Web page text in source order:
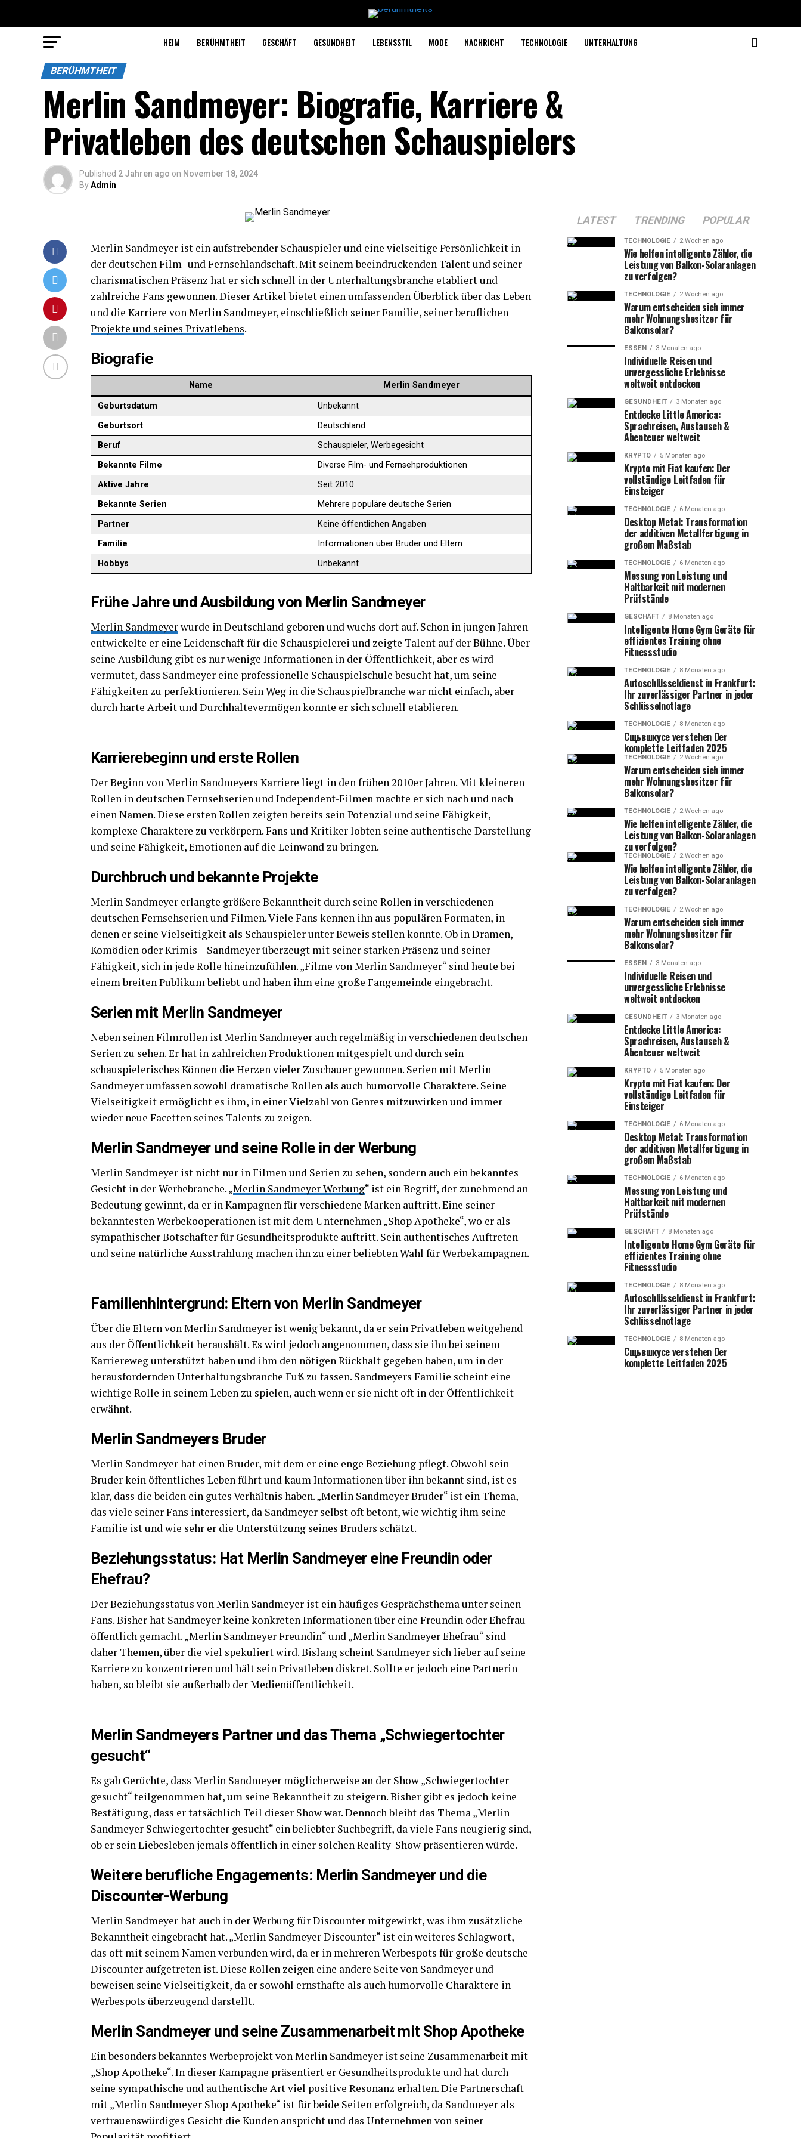
HEIM BERÜHMTHEIT GESCHÄFT GESUNDHEIT LEBENSSTIL MODE NACHRICHT TECHNOLOGIE UNTERHALTUNG
BERÜHMTHEIT
Merlin Sandmeyer: Biografie, Karriere &
Privatleben des deutschen Schauspielers
Published 2 Jahren ago on November 18, 2024
ByAdmin
Merlin Sandmeyer ist ein aufstrebender Schauspieler und eine vielseitige Persönlichkeit in
der deutschen Film- und Fernsehlandschaft. Mit seinem beeindruckenden Talent und seiner
charismatischen Präsenz hat er sich schnell in der Unterhaltungsbranche etabliert und
zahlreiche Fans gewonnen. Dieser Artikel bietet einen umfassenden Überblick über das Leben
und die Karriere von Merlin Sandmeyer, einschließlich seiner Familie, seiner beruflichen
Projekte und seines Privatlebens.
Biografie
Name Merlin Sandmeyer
Geburtsdatum
Unbekannt
Geburtsort
Deutschland
Beruf
Schauspieler, Werbegesicht
Bekannte Filme
Diverse Film- und Fernsehproduktionen
Aktive Jahre
Seit 2010
Bekannte Serien
Mehrere populäre deutsche Serien
Partner
Keine öffentlichen Angaben
Familie
Informationen über Bruder und Eltern
Hobbys
Unbekannt
Frühe Jahre und Ausbildung von Merlin Sandmeyer
Merlin Sandmeyerwurde in Deutschland geboren und wuchs dort auf. Schon in jungen Jahren
entwickelte er eine Leidenschaft für die Schauspielerei und zeigte Talent auf der Bühne. Über
seine Ausbildung gibt es nur wenige Informationen in der Öffentlichkeit, aber es wird
vermutet, dass Sandmeyer eine professionelle Schauspielschule besucht hat, um seine
Fähigkeiten zu perfektionieren. Sein Weg in die Schauspielbranche war nicht einfach, aber
durch harte Arbeit und Durchhaltevermögen konnte er sich schnell etablieren.
Karrierebeginn und erste Rollen
Der Beginn von Merlin Sandmeyers Karriere liegt in den frühen 2010er Jahren. Mit kleineren
Rollen in deutschen Fernsehserien und Independent-Filmen machte er sich nach und nach
einen Namen. Diese ersten Rollen zeigten bereits sein Potenzial und seine Fähigkeit,
komplexe Charaktere zu verkörpern. Fans und Kritiker lobten seine authentische Darstellung
und seine Fähigkeit, Emotionen auf die Leinwand zu bringen.
Durchbruch und bekannte Projekte
Merlin Sandmeyer erlangte größere Bekanntheit durch seine Rollen in verschiedenen
deutschen Fernsehserien und Filmen. Viele Fans kennen ihn aus populären Formaten, in
denen er seine Vielseitigkeit als Schauspieler unter Beweis stellen konnte. Ob in Dramen,
Komödien oder Krimis – Sandmeyer überzeugt mit seiner starken Präsenz und seiner
Fähigkeit, sich in jede Rolle hineinzufühlen. „Filme von Merlin Sandmeyer“ sind heute bei
einem breiten Publikum beliebt und haben ihm eine große Fangemeinde eingebracht.
Serien mit Merlin Sandmeyer
Neben seinen Filmrollen ist Merlin Sandmeyer auch regelmäßig in verschiedenen deutschen
Serien zu sehen. Er hat in zahlreichen Produktionen mitgespielt und durch sein
schauspielerisches Können die Herzen vieler Zuschauer gewonnen. Serien mit Merlin
Sandmeyer umfassen sowohl dramatische Rollen als auch humorvolle Charaktere. Seine
Vielseitigkeit ermöglicht es ihm, in einer Vielzahl von Genres mitzuwirken und immer
wieder neue Facetten seines Talents zu zeigen.
Merlin Sandmeyer und seine Rolle in der Werbung
Merlin Sandmeyer ist nicht nur in Filmen und Serien zu sehen, sondern auch ein bekanntes
Gesicht in der Werbebranche. „Merlin Sandmeyer Werbung“ ist ein Begriff, der zunehmend an
Bedeutung gewinnt, da er in Kampagnen für verschiedene Marken auftritt. Eine seiner
bekanntesten Werbekooperationen ist mit dem Unternehmen „Shop Apotheke“, wo er als
sympathischer Botschafter für Gesundheitsprodukte auftritt. Sein authentisches Auftreten
und seine natürliche Ausstrahlung machen ihn zu einer beliebten Wahl für Werbekampagnen.
Familienhintergrund: Eltern von Merlin Sandmeyer
Über die Eltern von Merlin Sandmeyer ist wenig bekannt, da er sein Privatleben weitgehend
aus der Öffentlichkeit heraushält. Es wird jedoch angenommen, dass sie ihn bei seinem
Karriereweg unterstützt haben und ihm den nötigen Rückhalt gegeben haben, um in der
herausfordernden Unterhaltungsbranche Fuß zu fassen. Sandmeyers Familie scheint eine
wichtige Rolle in seinem Leben zu spielen, auch wenn er sie nicht oft in der Öffentlichkeit
erwähnt.
Merlin Sandmeyers Bruder
Merlin Sandmeyer hat einen Bruder, mit dem er eine enge Beziehung pflegt. Obwohl sein
Bruder kein öffentliches Leben führt und kaum Informationen über ihn bekannt sind, ist es
klar, dass die beiden ein gutes Verhältnis haben. „Merlin Sandmeyer Bruder“ ist ein Thema,
das viele seiner Fans interessiert, da Sandmeyer selbst oft betont, wie wichtig ihm seine
Familie ist und wie sehr er die Unterstützung seines Bruders schätzt.
Beziehungsstatus: Hat Merlin Sandmeyer eine Freundin oder
Ehefrau?
Der Beziehungsstatus von Merlin Sandmeyer ist ein häufiges Gesprächsthema unter seinen
Fans. Bisher hat Sandmeyer keine konkreten Informationen über eine Freundin oder Ehefrau
öffentlich gemacht. „Merlin Sandmeyer Freundin“ und „Merlin Sandmeyer Ehefrau“ sind
daher Themen, über die viel spekuliert wird. Bislang scheint Sandmeyer sich lieber auf seine
Karriere zu konzentrieren und hält sein Privatleben diskret. Sollte er jedoch eine Partnerin
haben, so bleibt sie außerhalb der Medienöffentlichkeit.
Merlin Sandmeyers Partner und das Thema „Schwiegertochter
gesucht“
Es gab Gerüchte, dass Merlin Sandmeyer möglicherweise an der Show „Schwiegertochter
gesucht“ teilgenommen hat, um seine Bekanntheit zu steigern. Bisher gibt es jedoch keine
Bestätigung, dass er tatsächlich Teil dieser Show war. Dennoch bleibt das Thema „Merlin
Sandmeyer Schwiegertochter gesucht“ ein beliebter Suchbegriff, da viele Fans neugierig sind,
ob er sein Liebesleben jemals öffentlich in einer solchen Reality-Show präsentieren würde.
Weitere berufliche Engagements: Merlin Sandmeyer und die
Discounter-Werbung
Merlin Sandmeyer hat auch in der Werbung für Discounter mitgewirkt, was ihm zusätzliche
Bekanntheit eingebracht hat. „Merlin Sandmeyer Discounter“ ist ein weiteres Schlagwort,
das oft mit seinem Namen verbunden wird, da er in mehreren Werbespots für große deutsche
Discounter aufgetreten ist. Diese Rollen zeigen eine andere Seite von Sandmeyer und
beweisen seine Vielseitigkeit, da er sowohl ernsthafte als auch humorvolle Charaktere in
Werbespots überzeugend darstellt.
Merlin Sandmeyer und seine Zusammenarbeit mit Shop Apotheke
Ein besonders bekanntes Werbeprojekt von Merlin Sandmeyer ist seine Zusammenarbeit mit
„Shop Apotheke“. In dieser Kampagne präsentiert er Gesundheitsprodukte und hat durch
seine sympathische und authentische Art viel positive Resonanz erhalten. Die Partnerschaft
mit „Merlin Sandmeyer Shop Apotheke“ ist für beide Seiten erfolgreich, da Sandmeyer als
vertrauenswürdiges Gesicht die Kunden anspricht und das Unternehmen von seiner
LATEST TRENDING POPULAR
TECHNOLOGIE 2 Wochen ago
Wie helfen intelligente Zähler, die
Leistung von Balkon-Solaranlagen
zu verfolgen?
TECHNOLOGIE 2 Wochen ago
Warum entscheiden sich immer
mehr Wohnungsbesitzer für
Balkonsolar?
ESSEN 3 Monaten ago
Individuelle Reisen und
unvergessliche Erlebnisse
weltweit entdecken
GESUNDHEIT 3 Monaten ago
Entdecke Little America:
Sprachreisen, Austausch &
Abenteuer weltweit
KRYPTO 5 Monaten ago
Krypto mit Fiat kaufen: Der
vollständige Leitfaden für
Einsteiger
TECHNOLOGIE 6 Monaten ago
Desktop Metal: Transformation
der additiven Metallfertigung in
großem Maßstab
TECHNOLOGIE 6 Monaten ago
Messung von Leistung und
Haltbarkeit mit modernen
Prüfstände
GESCHÄFT 8 Monaten ago
Intelligente Home Gym Geräte für
effizientes Training ohne
Fitnessstudio
TECHNOLOGIE 8 Monaten ago
Autoschlüsseldienst in Frankfurt:
Ihr zuverlässiger Partner in jeder
Schlüsselnotlage
TECHNOLOGIE 8 Monaten ago
Сщьвшкусе verstehen Der
komplette Leitfaden 2025
TECHNOLOGIE 2 Wochen ago
Warum entscheiden sich immer
mehr Wohnungsbesitzer für
Balkonsolar?
TECHNOLOGIE 2 Wochen ago
Wie helfen intelligente Zähler, die
Leistung von Balkon-Solaranlagen
zu verfolgen?
TECHNOLOGIE 2 Wochen ago
Wie helfen intelligente Zähler, die
Leistung von Balkon-Solaranlagen
zu verfolgen?
TECHNOLOGIE 2 Wochen ago
Warum entscheiden sich immer
mehr Wohnungsbesitzer für
Balkonsolar?
ESSEN 3 Monaten ago
Individuelle Reisen und
unvergessliche Erlebnisse
weltweit entdecken
GESUNDHEIT 3 Monaten ago
Entdecke Little America:
Sprachreisen, Austausch &
Abenteuer weltweit
KRYPTO 5 Monaten ago
Krypto mit Fiat kaufen: Der
vollständige Leitfaden für
Einsteiger
TECHNOLOGIE 6 Monaten ago
Desktop Metal: Transformation
der additiven Metallfertigung in
großem Maßstab
TECHNOLOGIE 6 Monaten ago
Messung von Leistung und
Haltbarkeit mit modernen
Prüfstände
GESCHÄFT 8 Monaten ago
Intelligente Home Gym Geräte für
effizientes Training ohne
Fitnessstudio
TECHNOLOGIE 8 Monaten ago
Autoschlüsseldienst in Frankfurt:
Ihr zuverlässiger Partner in jeder
Schlüsselnotlage
TECHNOLOGIE 8 Monaten ago
Сщьвшкусе verstehen Der
komplette Leitfaden 2025